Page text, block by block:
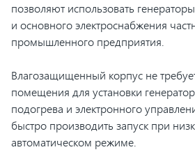
позволяют использовать
и основного электроснабжения
промышленного предприятия.
Влагозащищенный корпус не
помещения для установки
подогрева и электронного
быстро производить запуск при
автоматическом режиме.